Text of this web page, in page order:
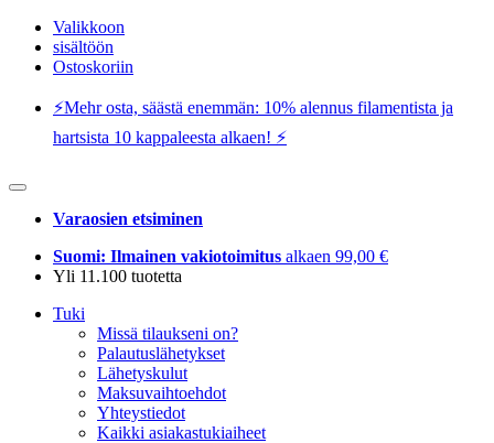
Valikkoon
sisältöön
Ostoskoriin
⚡️Mehr osta, säästä enemmän: 10% alennus filamentista ja
hartsista 10 kappaleesta alkaen! ⚡️
Varaosien etsiminen
Suomi: Ilmainen vakiotoimitus alkaen 99,00 €
Yli 11.100 tuotetta
Tuki
Missä tilaukseni on?
Palautuslähetykset
Lähetyskulut
Maksuvaihtoehdot
Yhteystiedot
Kaikki asiakastukiaiheet